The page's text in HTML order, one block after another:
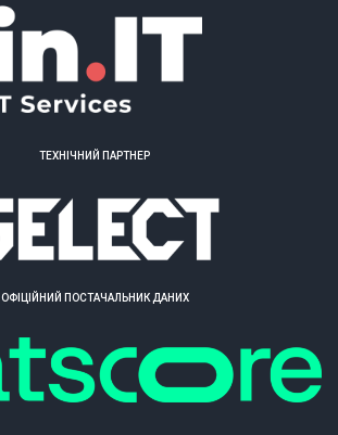
ТЕХНІЧНИЙ ПАРТНЕР
ОФІЦІЙНИЙ ПОСТАЧАЛЬНИК ДАНИХ